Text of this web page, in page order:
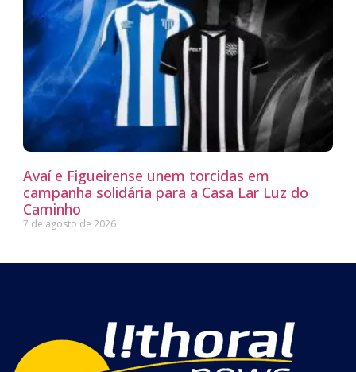
Avaí e Figueirense unem torcidas em
campanha solidária para a Casa Lar Luz do
Caminho
7 de agosto de 2026